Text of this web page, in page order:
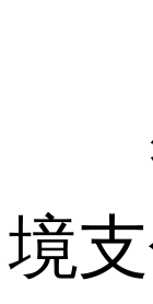
1.
答
境